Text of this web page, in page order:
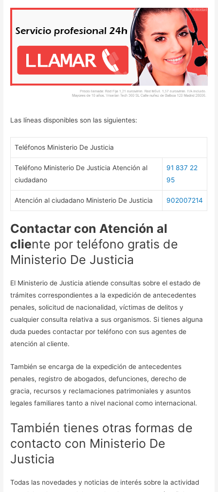
Las líneas disponibles son las siguientes:
Teléfonos Ministerio De Justicia
Teléfono Ministerio De Justicia Atención al
ciudadano
91 837 22
95
Atención al ciudadano Ministerio De Justicia 902007214
Contactar con Atención al
cliente por teléfono gratis de
Ministerio De Justicia
El Ministerio de Justicia atiende consultas sobre el estado de
trámites correspondientes a la expedición de antecedentes
penales, solicitud de nacionalidad, víctimas de delitos y
cualquier consulta relativa a sus organismos. Si tienes alguna
duda puedes contactar por teléfono con sus agentes de
atención al cliente.
También se encarga de la expedición de antecedentes
penales, registro de abogados, defunciones, derecho de
gracia, recursos y reclamaciones patrimoniales y asuntos
legales familiares tanto a nivel nacional como internacional.
También tienes otras formas de
contacto con Ministerio De
Justicia
Todas las novedades y noticias de interés sobre la actividad